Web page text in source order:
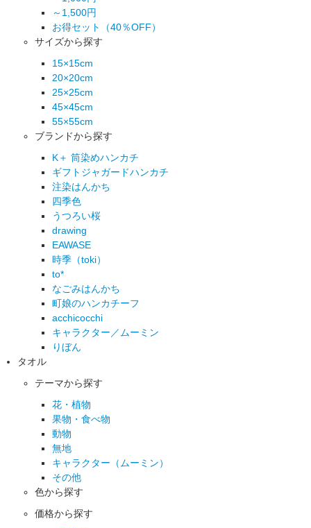
～1,500円
お得セット（40％OFF）
サイズから探す
15×15cm
20×20cm
25×25cm
45×45cm
55×55cm
ブランドから探す
K＋ 筒染めハンカチ
ギフトジャガードハンカチ
注染はんかち
四季色
うつろい桜
drawing
EAWASE
時季（toki）
to*
なごみはんかち
町娘のハンカチーフ
acchicocchi
キャラクター／ムーミン
りぼん
タオル
テーマから探す
花・植物
果物・食べ物
動物
無地
キャラクター（ムーミン）
その他
色から探す
価格から探す